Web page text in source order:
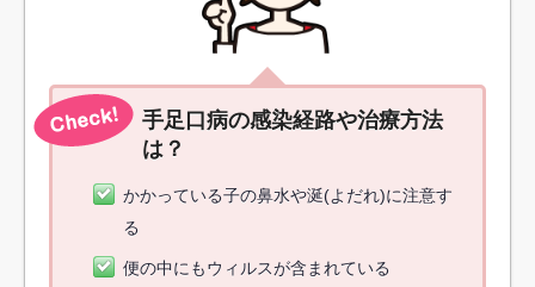
手足口病の感染経路や治療方法
は？
かかっている子の鼻水や涎(よだれ)に注意す
る
便の中にもウィルスが含まれている